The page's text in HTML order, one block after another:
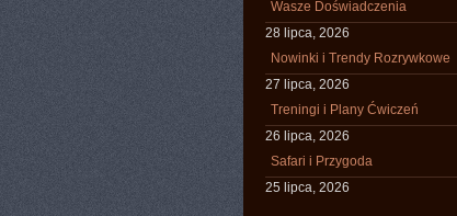
Wasze Doświadczenia
28 lipca, 2026
Nowinki i Trendy Rozrywkowe
27 lipca, 2026
Treningi i Plany Ćwiczeń
26 lipca, 2026
Safari i Przygoda
25 lipca, 2026